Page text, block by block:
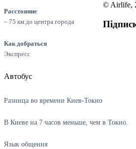
Расстояние
– 75 км до центра города
Как добраться
Экспресс
Автобус
Разница во времени Киев-Токио
В Киеве на 7 часов меньше, чем в Токио.
Язык общения
© Airlife,